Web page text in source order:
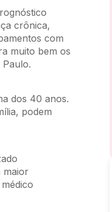
crônica,
com
muito bem os
dos 40 anos.
podem
maior